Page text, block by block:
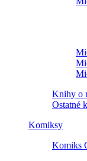
Knihy o
Ostatné
Komiksy
Komiks